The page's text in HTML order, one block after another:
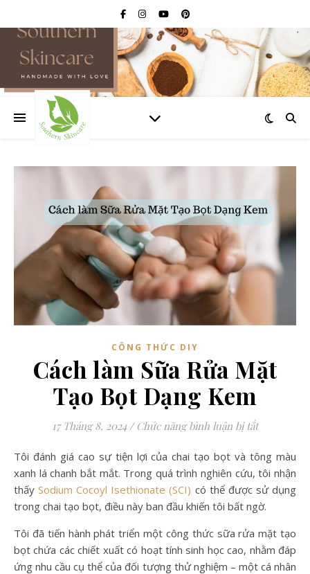
CÔNG THỨC DIY
Cách làm Sữa Rửa Mặt
Tạo Bọt Dạng Kem
17 Tháng 8, 2024 / Chức năng bình luận bị tắtở Cách
Tôi đánh giá cao sự tiện lợi của chai tạo bọt và tông màu
xanh lá chanh bắt mắt. Trong quá trình nghiên cứu, tôi nhận
thấySodium Cocoyl Isethionate (SCI) có thể được sử dụng
trong chai tạo bọt, điều này ban đầu khiến tôi bất ngờ.
Tôi đã tiến hành phát triển một công thức sữa rửa mặt tạo
bọt chứa các chiết xuất có hoạt tính sinh học cao, nhằm đáp
ứng nhu cầu cụ thể của đối tượng thử nghiệm – một cá nhân